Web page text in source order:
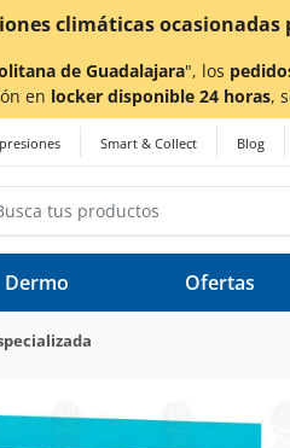
¡Ahora
de Guadalajara", los
en locker disponible 24 horas,
Smart & Collect Blog
Dermo Ofertas